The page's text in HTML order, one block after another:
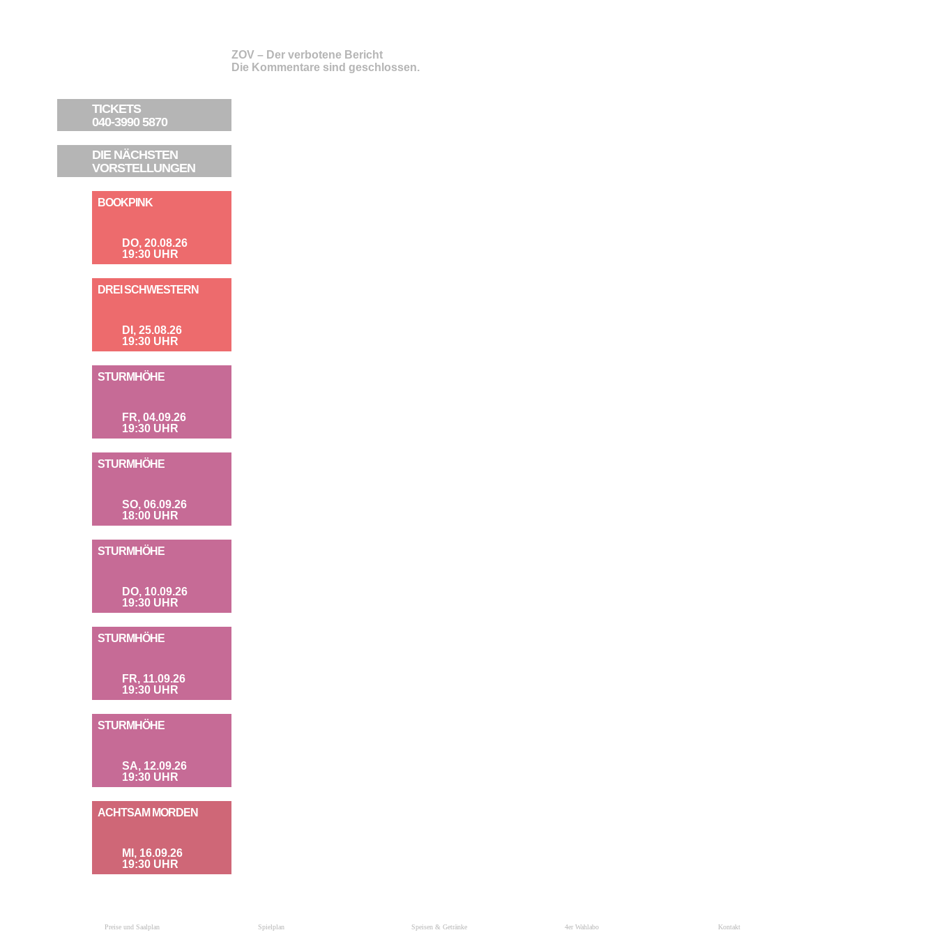
TICKETS
040-3990 5870
DIE NÄCHSTEN
VORSTELLUNGEN
BOOKPINK
DO, 20.08.26
19:30 UHR
DREI SCHWESTERN
DI, 25.08.26
19:30 UHR
STURMHÖHE
FR, 04.09.26
19:30 UHR
STURMHÖHE
SO, 06.09.26
18:00 UHR
STURMHÖHE
DO, 10.09.26
19:30 UHR
STURMHÖHE
FR, 11.09.26
19:30 UHR
STURMHÖHE
SA, 12.09.26
19:30 UHR
ACHTSAM MORDEN
MI, 16.09.26
19:30 UHR
ZOV – Der verbotene Bericht
Die Kommentare sind geschlossen.
Preise und Saalplan Spielplan Speisen & Getränke 4er Wahlabo Kontakt